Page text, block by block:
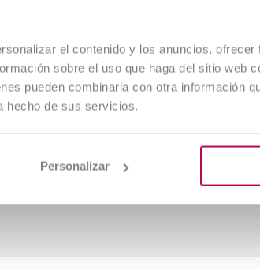
el contenido y los anuncios,
sobre el uso que haga del sitio web
pueden combinarla con otra información
hecho de sus servicios.
Personalizar
"Se preocupan por instruirte
bien a lo largo de todo el
año; los PDF son